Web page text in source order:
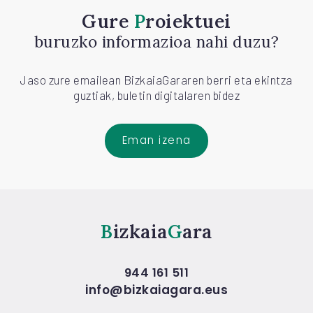
Gure Proiektuei
buruzko informazioa nahi duzu?
Jaso zure emailean BizkaiaGararen berri eta ekintza
guztiak, buletin digitalaren bidez
Eman izena
Bizkaia Gara
944 161 511
info@bizkaiagara.eus